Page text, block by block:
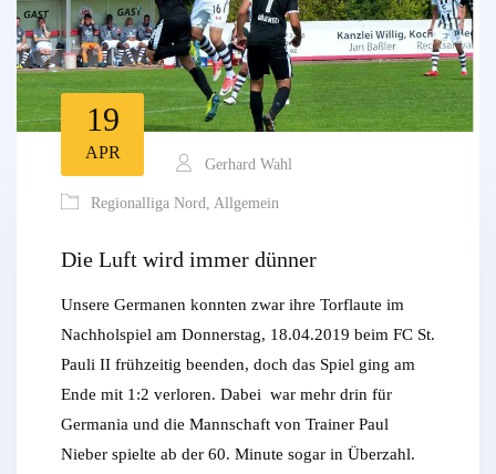
19
APR
Gerhard Wahl
Regionalliga Nord, Allgemein
Die Luft wird immer dünner
Unsere Germanen konnten zwar ihre Torflaute im
Nachholspiel am Donnerstag, 18.04.2019 beim FC St.
Pauli II frühzeitig beenden, doch das Spiel ging am
Ende mit 1:2 verloren. Dabei war mehr drin für
Germania und die Mannschaft von Trainer Paul
Nieber spielte ab der 60. Minute sogar in Überzahl.